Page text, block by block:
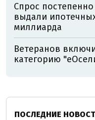
Спрос
выдали
миллиарда
Ветеранов
категорию
ПОСЛЕДНИЕ